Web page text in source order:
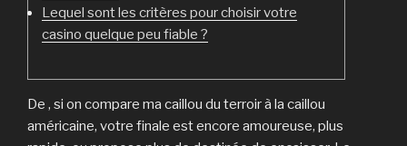
Lequel sont les critères pour choisir votre
casino quelque peu fiable ?
De , si on compare ma caillou du terroir à la caillou
américaine, votre finale est encore amoureuse, plus